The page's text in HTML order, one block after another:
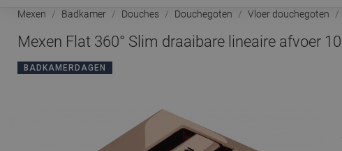
Mexen Badkamer Douches Douchegoten Vloer douchegoten
Mexen Flat 360° Slim draaibare lineaire afvoer
BADKAMERDAGEN